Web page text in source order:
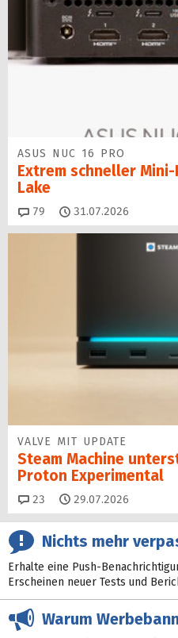
ASUS NUC 16 PRO
Extrem schneller
Lake
79 Kommentare
31.07.2026
VALVE MIT UPDATE
Steam Machine
Proton Experimental
23 Kommentare
29.07.2026
Nichts mehr
Erhalte eine Push-
Erscheinen neuer Tests und
Warum